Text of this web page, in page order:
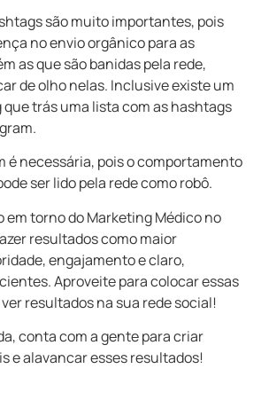
são muito importantes, pois
no envio orgânico para as
as que são banidas pela rede,
de olho nelas. Inclusive existe um
que trás uma lista com as hashtags
é necessária, pois o comportamento
ser lido pela rede como robô.
em torno do Marketing Médico no
resultados como maior
engajamento e claro,
Aproveite para colocar essas
resultados na sua rede social!
conta com a gente para criar
e alavancar esses resultados!